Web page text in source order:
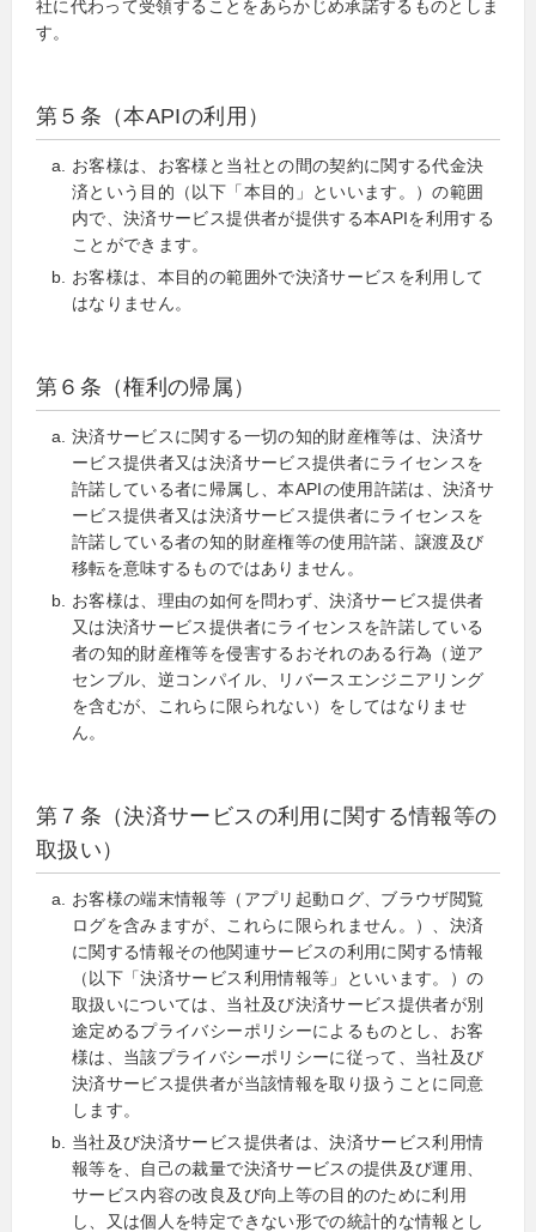
社に代わって受領することをあらかじめ承諾するものとしま
す。
第５条（本APIの利用）
お客様は、お客様と当社との間の契約に関する代金決
済という目的（以下「本目的」といいます。）の範囲
内で、決済サービス提供者が提供する本APIを利用する
ことができます。
お客様は、本目的の範囲外で決済サービスを利用して
はなりません。
第６条（権利の帰属）
決済サービスに関する一切の知的財産権等は、決済サ
ービス提供者又は決済サービス提供者にライセンスを
許諾している者に帰属し、本APIの使用許諾は、決済サ
ービス提供者又は決済サービス提供者にライセンスを
許諾している者の知的財産権等の使用許諾、譲渡及び
移転を意味するものではありません。
お客様は、理由の如何を問わず、決済サービス提供者
又は決済サービス提供者にライセンスを許諾している
者の知的財産権等を侵害するおそれのある行為（逆ア
センブル、逆コンパイル、リバースエンジニアリング
を含むが、これらに限られない）をしてはなりませ
ん。
第７条（決済サービスの利用に関する情報等の
取扱い）
お客様の端末情報等（アプリ起動ログ、ブラウザ閲覧
ログを含みますが、これらに限られません。）、決済
に関する情報その他関連サービスの利用に関する情報
（以下「決済サービス利用情報等」といいます。）の
取扱いについては、当社及び決済サービス提供者が別
途定めるプライバシーポリシーによるものとし、お客
様は、当該プライバシーポリシーに従って、当社及び
決済サービス提供者が当該情報を取り扱うことに同意
します。
当社及び決済サービス提供者は、決済サービス利用情
報等を、自己の裁量で決済サービスの提供及び運用、
サービス内容の改良及び向上等の目的のために利用
し、又は個人を特定できない形での統計的な情報とし